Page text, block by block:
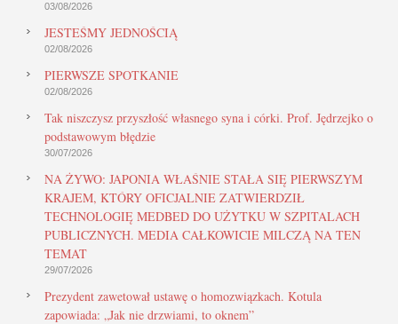
03/08/2026
JESTEŚMY JEDNOŚCIĄ
02/08/2026
PIERWSZE SPOTKANIE
02/08/2026
Tak niszczysz przyszłość własnego syna i córki. Prof. Jędrzejko o
podstawowym błędzie
30/07/2026
NA ŻYWO: JAPONIA WŁAŚNIE STAŁA SIĘ PIERWSZYM
KRAJEM, KTÓRY OFICJALNIE ZATWIERDZIŁ
TECHNOLOGIĘ MEDBED DO UŻYTKU W SZPITALACH
PUBLICZNYCH. MEDIA CAŁKOWICIE MILCZĄ NA TEN
TEMAT
29/07/2026
Prezydent zawetował ustawę o homozwiązkach. Kotula
zapowiada: „Jak nie drzwiami, to oknem”